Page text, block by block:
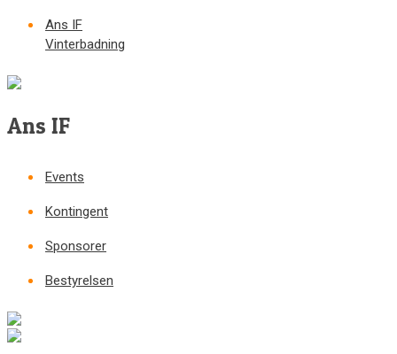
Ans IF
Vinterbadning
Ans IF
Events
Kontingent
Sponsorer
Bestyrelsen